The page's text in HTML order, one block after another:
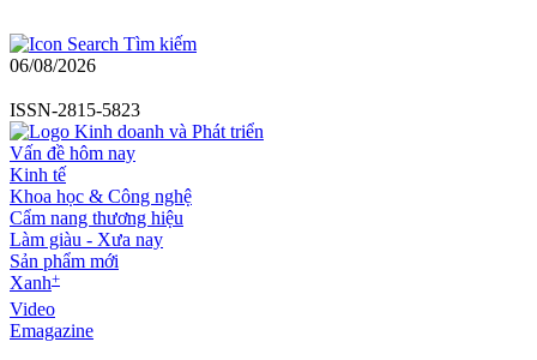
Tìm kiếm
06/08/2026
ISSN-2815-5823
Vấn đề hôm nay
Kinh tế
Khoa học & Công nghệ
Cẩm nang thương hiệu
Làm giàu - Xưa nay
Sản phẩm mới
Xanh+
Video
Emagazine